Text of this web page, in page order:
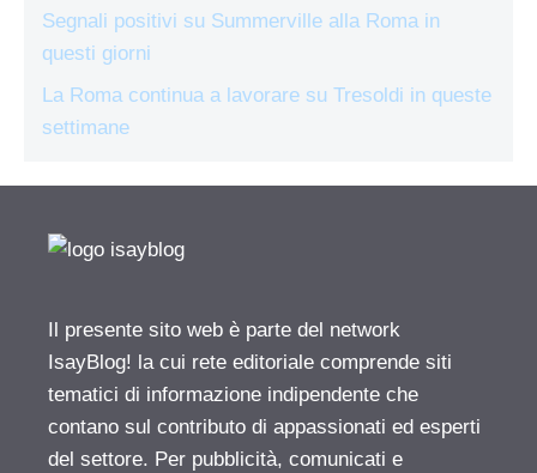
Segnali positivi su Summerville alla Roma in
questi giorni
La Roma continua a lavorare su Tresoldi in queste
settimane
Il presente sito web è parte del network
IsayBlog! la cui rete editoriale comprende siti
tematici di informazione indipendente che
contano sul contributo di appassionati ed esperti
del settore. Per pubblicità, comunicati e